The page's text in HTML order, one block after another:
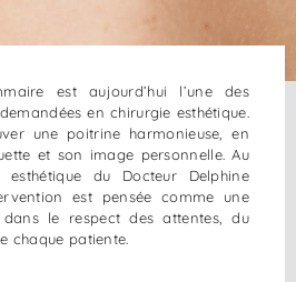
est aujourd’hui l’une des
en chirurgie esthétique.
une poitrine harmonieuse, en
et son image personnelle. Au
du Docteur Delphine
est pensée comme une
dans le respect des attentes, du
chaque patiente.